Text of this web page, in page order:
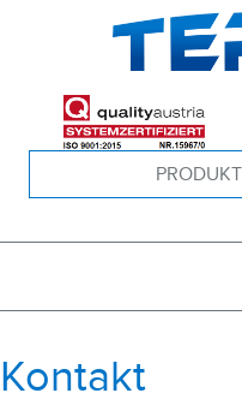
Kontakt